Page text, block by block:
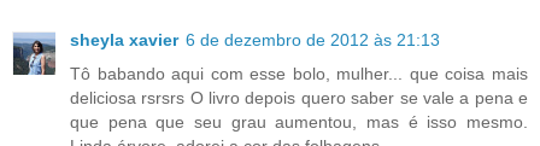
sheyla xavier 6 de dezembro de 2012 às 21:13
Tô babando aqui com esse bolo, mulher... que coisa mais
deliciosa rsrsrs O livro depois quero saber se vale a pena e
que pena que seu grau aumentou, mas é isso mesmo.